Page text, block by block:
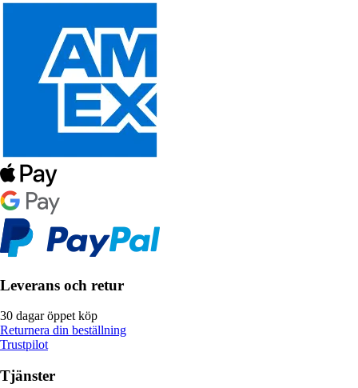
Leverans och retur
30 dagar öppet köp
Returnera din beställning
Trustpilot
Tjänster